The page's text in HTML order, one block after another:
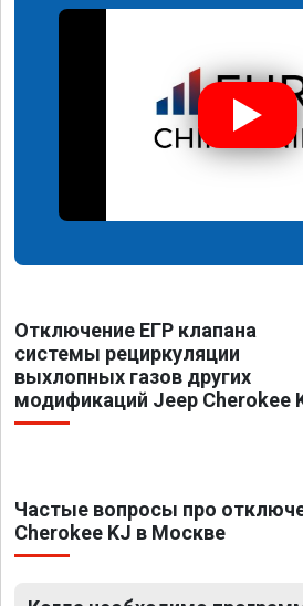
Отключение ЕГР клапана
системы рециркуляции
выхлопных газов других
модификаций Jeep Cherokee
Частые вопросы про
Cherokee KJ в Москве